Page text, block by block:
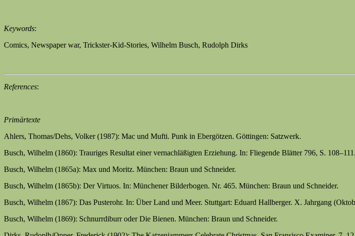
Keywords:
Comics, Newspaper war, Trickster-Kid-Stories, Wilhelm Busch, Rudolph Dirks
References:
Primärtexte
Ahlers, Thomas/Dehs, Volker (1987): Mac und Mufti. Punk in Ebergötzen. Göttingen: Satzwerk.
Busch, Wilhelm (1860): Trauriges Resultat einer vernachläßigten Erziehung. In: Fliegende Blätter 796, S.
Busch, Wilhelm (1865a): Max und Moritz. München: Braun und Schneider.
Busch, Wilhelm (1865b): Der Virtuos. In: Münchener Bilderbogen. Nr. 465. München: Braun und Schneider.
Busch, Wilhelm (1867): Das Pusterohr. In: Über Land und Meer. Stuttgart: Eduard Hallberger. X. Jahrgang
Busch, Wilhelm (1869): Schnurrdiburr oder Die Bienen. München: Braun und Schneider.